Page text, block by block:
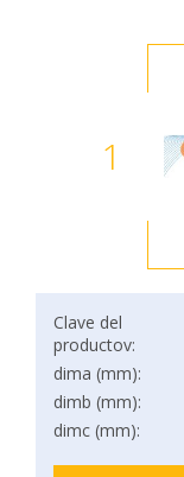
1
Clave del
productov:
dima (mm):
dimb (mm):
dimc (mm):